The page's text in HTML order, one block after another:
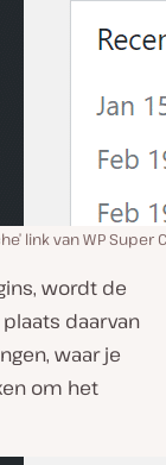
link van WP Super
wordt de
daarvan
waar je
om het